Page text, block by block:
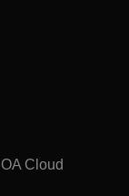
OA Cloud